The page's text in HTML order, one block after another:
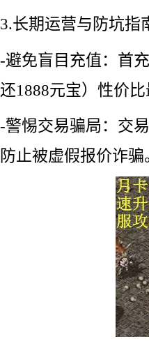
3.长期运营与防坑指
-避免盲目充值：首
还1888元宝）性价比
-警惕交易骗局：交
防止被虚假报价诈骗